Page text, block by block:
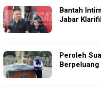
Bantah
Jabar
Peroleh
Berpeluang